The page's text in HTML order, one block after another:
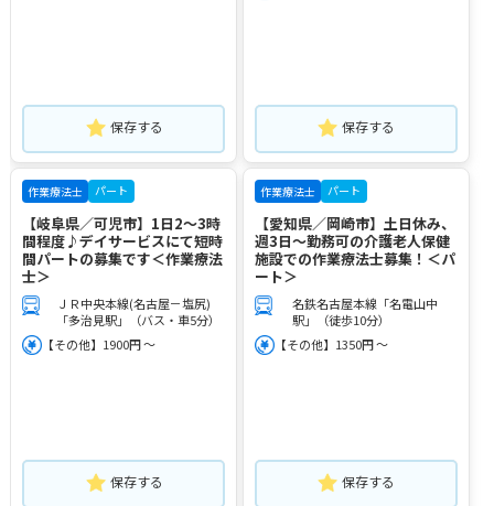
保存する 保存する
作業療法士 パート
【岐阜県／可児市】1日2～3時
間程度♪デイサービスにて短時
間パートの募集です＜作業療法
士＞
ＪＲ中央本線(名古屋－塩尻)
「多治見駅」（バス・車5分）
【その他】1900円 ～
保存する
作業療法士 パート
【愛知県／岡崎市】土日休み、
週3日～勤務可の介護老人保健
施設での作業療法士募集！＜パ
ート＞
名鉄名古屋本線「名電山中
駅」（徒歩10分）
【その他】1350円 ～
保存する